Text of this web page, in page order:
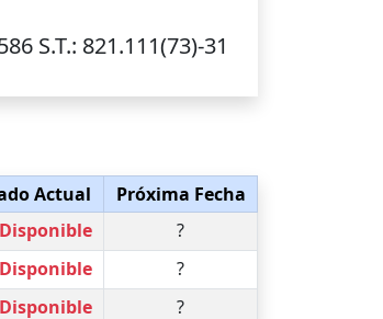
S.T.: 821.111(73)-31
Actual
Próxima Fecha
?
?
?